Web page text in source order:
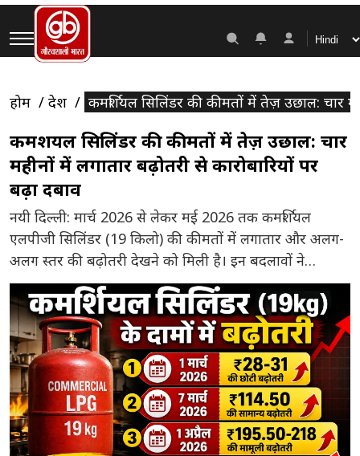
होम देश कमर्शियल सिलिंडर की कीमतों में तेज़ उछाल: चार
कमर्शियल सिलिंडर की कीमतों में तेज़ उछाल: चार
महीनों में लगातार बढ़ोतरी से कारोबारियों पर
बढ़ा दबाव
नयी दिल्ली: मार्च 2026 से लेकर मई 2026 तक कमर्शियल
एलपीजी सिलिंडर (19 किलो) की कीमतों में लगातार और अलग-
अलग स्तर की बढ़ोतरी देखने को मिली है। इन बदलावों ने
खासकर होटल, ढाबा, कैटरिंग और छोटे-मझोले व्यवसायों की
लागत पर सीधा असर डाला है, जहां गैस एक बुनियादी जरूरत है।
मार्च की शुरुआत से ही […]